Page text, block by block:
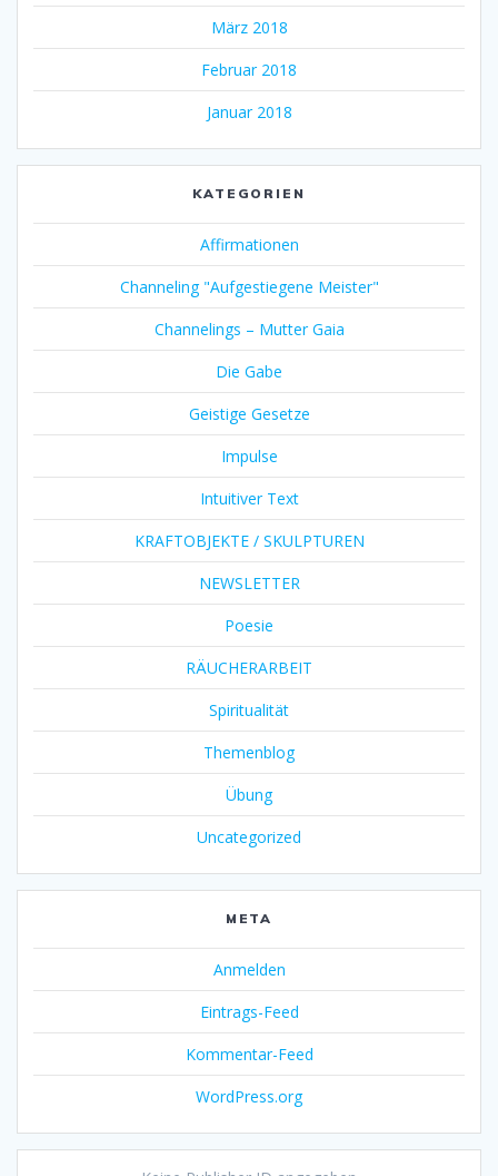
März 2018
Februar 2018
Januar 2018
KATEGORIEN
Affirmationen
Channeling "Aufgestiegene Meister"
Channelings – Mutter Gaia
Die Gabe
Geistige Gesetze
Impulse
Intuitiver Text
KRAFTOBJEKTE / SKULPTUREN
NEWSLETTER
Poesie
RÄUCHERARBEIT
Spiritualität
Themenblog
Übung
Uncategorized
META
Anmelden
Eintrags-Feed
Kommentar-Feed
WordPress.org